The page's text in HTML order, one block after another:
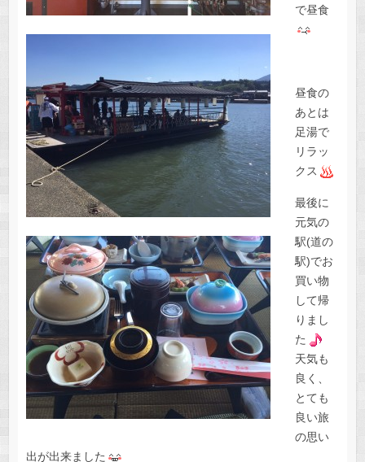
で昼食
昼食の
あとは
足湯で
リラッ
クス
最後に
元気の
駅(道の
駅)でお
買い物
して帰
りまし
た
天気も
良く、
とても
良い旅
の思い
出が出来ました